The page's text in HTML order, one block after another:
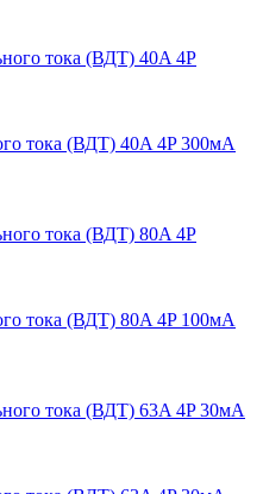
тока (ВДТ) 40A 4P 300мА
тока (ВДТ) 80A 4P 100мА